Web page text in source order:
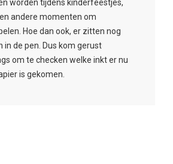
worden tijdens kinderfeestjes,
andere momenten om
Hoe dan ook, er zitten nog
in de pen. Dus kom gerust
om te checken welke inkt er nu
is gekomen.